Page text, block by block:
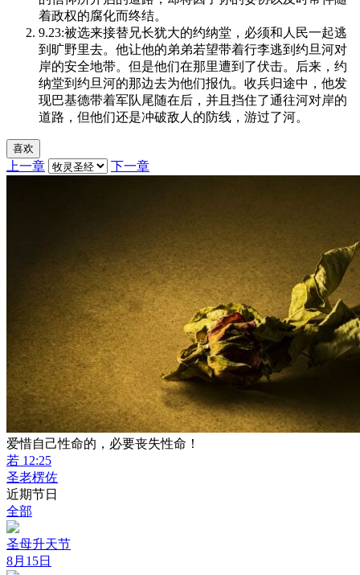
着政权的腐化而终结。
9.23:被选来接替兄长犹大的约纳堂，必须和人民一起逃
到旷野里去。他让他的弟弟若望带着行李逃到约旦河对
岸的安全地带。但是他们在那里遭到了伏击。后来，约
纳堂到约旦河的那边去为他们报仇。收兵归途中，他发
现巴基德带着军队尾随在后，并且挡住了通往河对岸的
道路，但他们还是冲破敌人的防线，游过了河。
喜欢
上一章 下一章
爱惜自己性命的，必要丧失性命！
若 12:25
圣老楞佐
近期节日
全部
圣母升天节
8月15日